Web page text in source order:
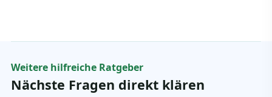
Weitere hilfreiche Ratgeber
Nächste Fragen direkt klären